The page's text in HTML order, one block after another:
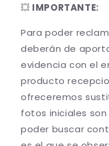
💥 IMPORTANTE:
Para poder
deberán de
evidencia con el
producto
ofreceremos
fotos iniciales
poder buscar